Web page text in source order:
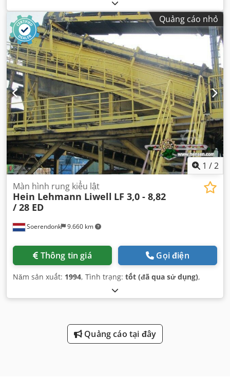
Quảng cáo nhỏ
1 /2
Soerendonk 9.660 km
Màn hình rung kiểu lật
Hein Lehmann Liwell LF 3,0 - 8,82
/ 28 ED
Thông tin giá Gọi điện
Năm sản xuất: 1994, Tình trạng: tốt (đã qua sử dụng),
Quảng cáo tại đây